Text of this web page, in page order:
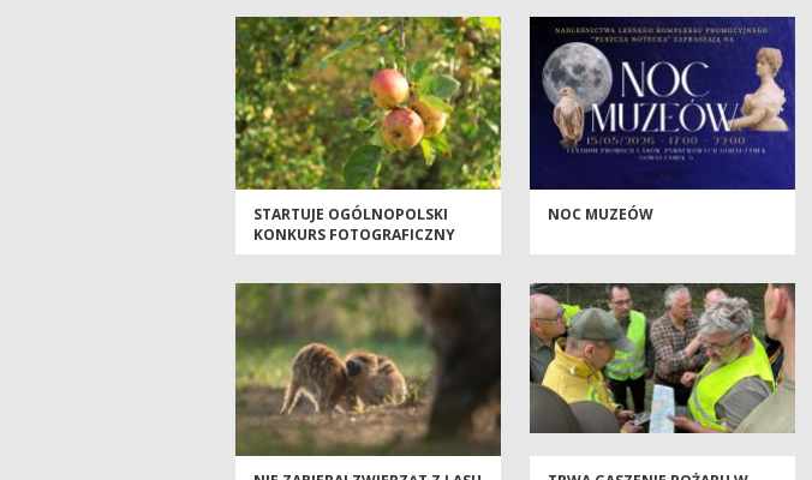
STARTUJE OGÓLNOPOLSKI
KONKURS FOTOGRAFICZNY
NOC MUZEÓW